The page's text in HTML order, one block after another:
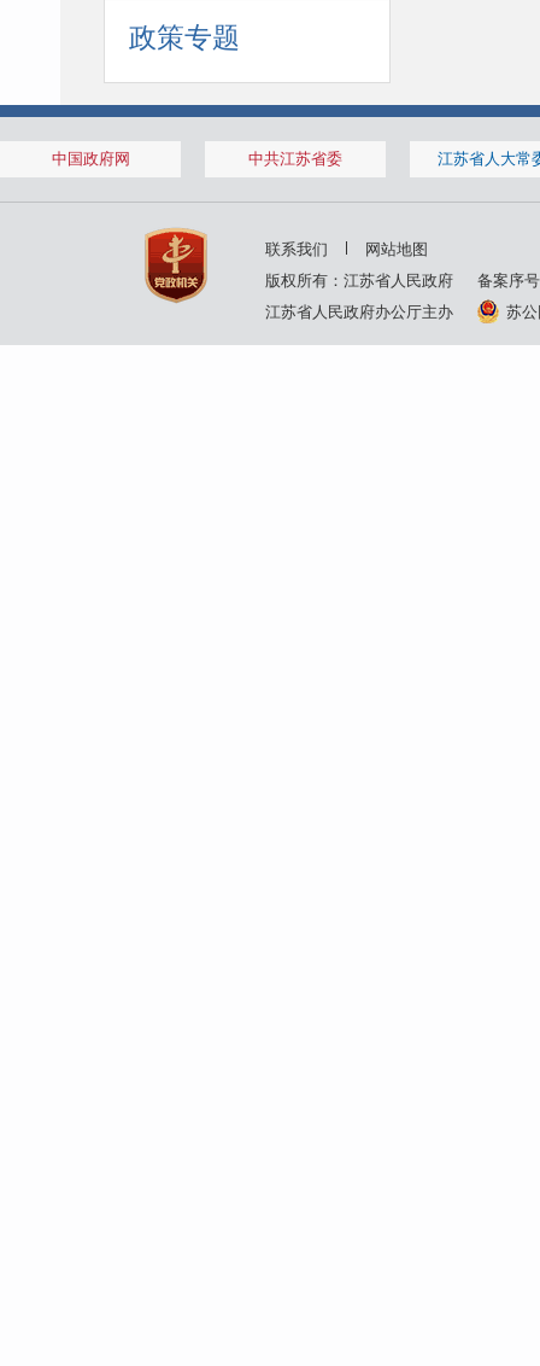
政策专题
中国政府网 中共江苏省委 江苏省人大常
联系我们
网站地图
版权所有：江苏省人民政府
备案序
江苏省人民政府办公厅主办
苏